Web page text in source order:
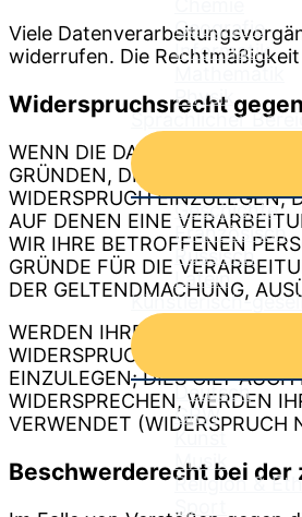
Geografie
Informatik
Mathematik
Physik
Sprachlicher
Geschichte
Französisch
Russisch
Latein
Künstlerisch-
Deutsch
GRW
Kunst
Musik
Religion &
Sport
Viele
widerrufen. Die
Widerspruchsrecht
WENN DIE
GRÜNDEN, DIE SICH AUS
WIDERSPRUCH EINZULEGEN;
AUF DENEN EINE
WIR IHRE BETROFFENEN
GRÜNDE FÜR DIE
DER GELTENDMACHUNG,
WERDEN IHRE
WIDERSPRUCH GEGEN DIE
EINZULEGEN; DIES GILT
WIDERSPRECHEN, WERDEN
VERWENDET (WIDERSPRUCH
Beschwerde­recht bei